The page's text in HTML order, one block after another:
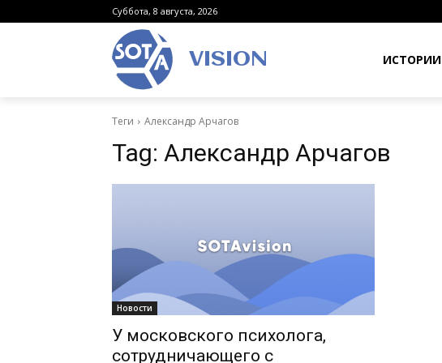
Суббота, 8 августа, 2026
VISION ИСТОРИИ
Теги Александр Арчагов
Tag: Александр Арчагов
Новости
У московского психолога,
сотрудничающего с